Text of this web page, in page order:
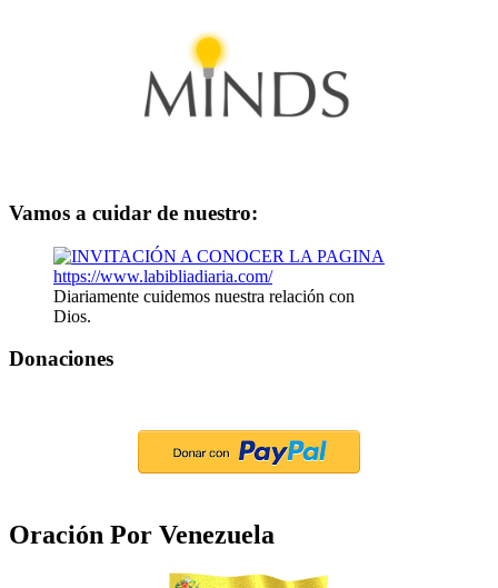
Vamos a cuidar de nuestro:
Diariamente cuidemos nuestra relación con
Dios.
Donaciones
Oración Por Venezuela